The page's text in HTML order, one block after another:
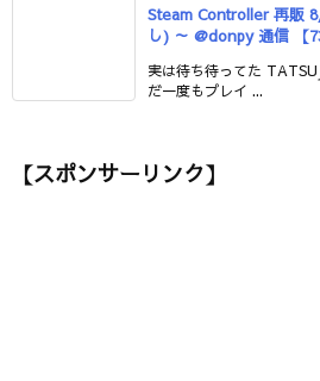
Steam Controller 再販
し) ～ @donpy 通信 【
実は待ち待ってた
だ一度もプレイ ...
【スポンサーリンク】